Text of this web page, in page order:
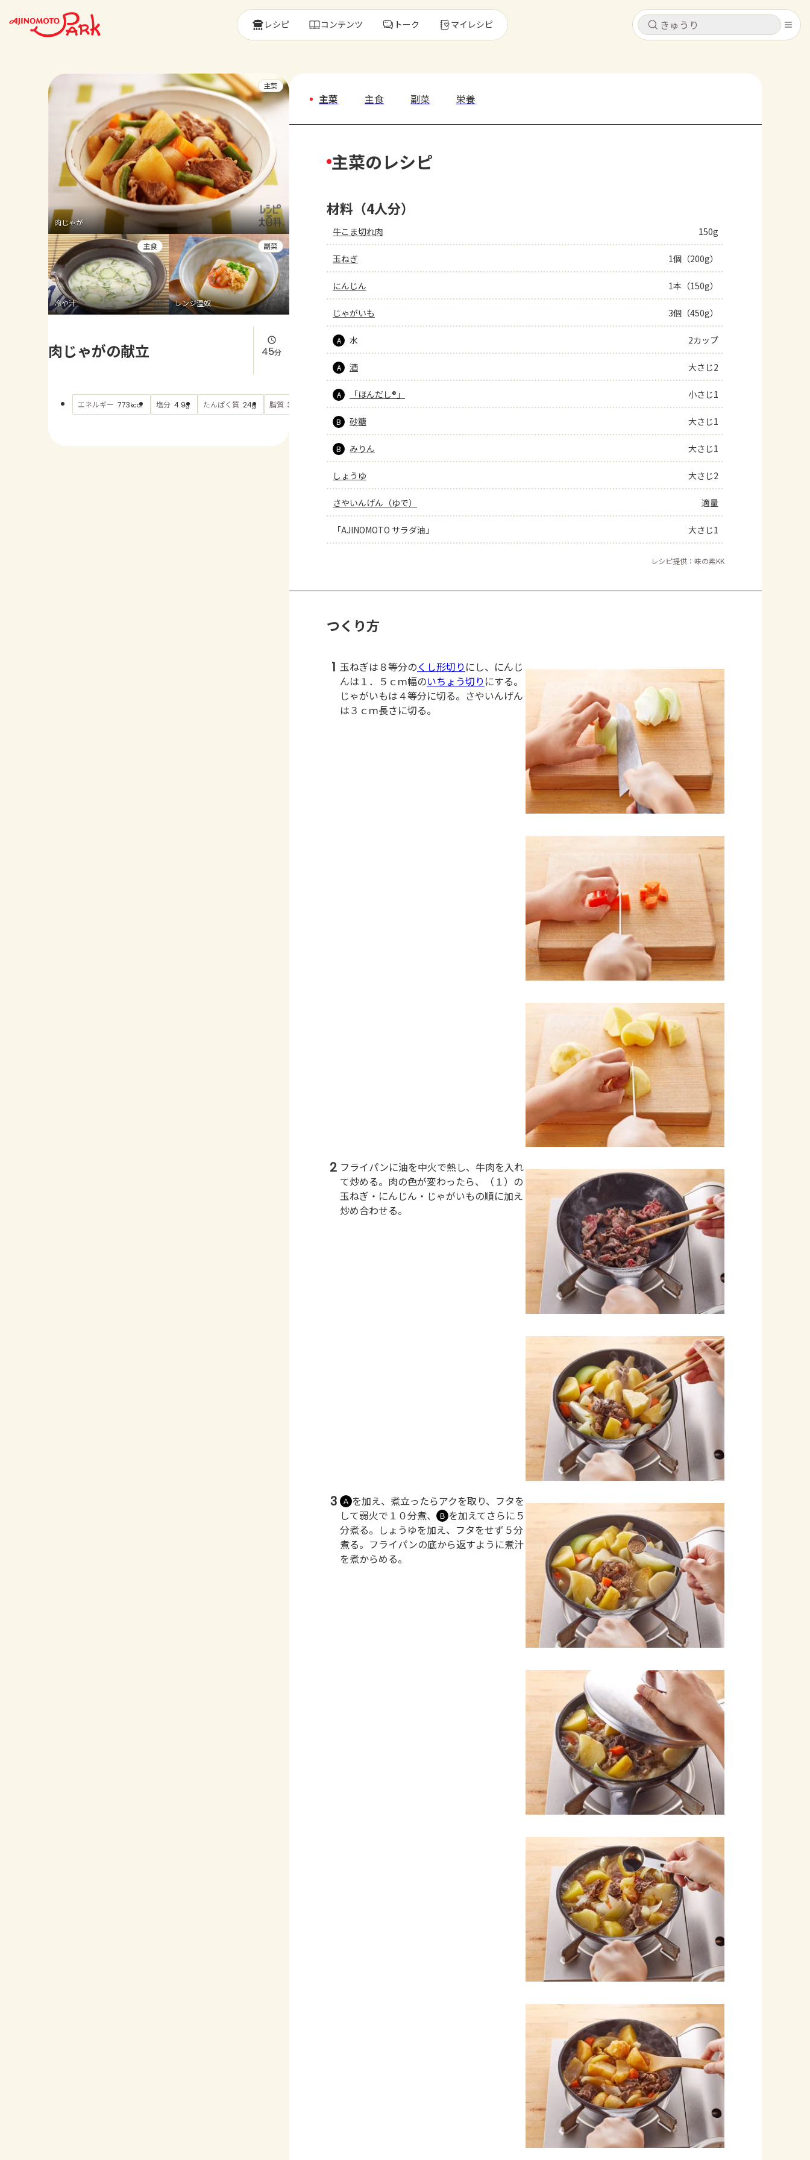
キャンセル
よくあるお問い合わせ
お買い物
キャンセル
レシピ コンテンツ トーク マイレシピ
肉じゃが
主菜
冷や汁
主食
レンジ温奴
副菜
肉じゃがの献立 45分
エネルギー 773kcal 塩分 4.9g たんぱく質 24g 脂質 37.8 もっと見る
主菜 主食 副菜 栄養
主菜のレシピ
材料（4人分）
牛こま切れ肉 150g
玉ねぎ 1個（200g）
にんじん 1本（150g）
じゃがいも 3個（450g）
A 水 2カップ
A 酒 大さじ2
A 「ほんだし®」 小さじ1
B 砂糖 大さじ1
B みりん 大さじ1
しょうゆ 大さじ2
さやいんげん（ゆで） 適量
「AJINOMOTO サラダ油」 大さじ1
レシピ提供：味の素KK
つくり方
1 玉ねぎは８等分のくし形切り にし、にんじ
んは１．５ｃｍ幅のいちょう切り にする。
じゃがいもは４等分に切る。さやいんげん
は３ｃｍ長さに切る。
2 フライパンに油を中火で熱し、牛肉を入れ
て炒める。肉の色が変わったら、（１）の
玉ねぎ・にんじん・じゃがいもの順に加え
炒め合わせる。
3 Ａ を加え、煮立ったらアクを取り、フタを
して弱火で１０分煮、
Ｂ を加えてさらに５
分煮る。しょうゆを加え、フタをせず５分
煮る。フライパンの底から返すように煮汁
を煮からめる。